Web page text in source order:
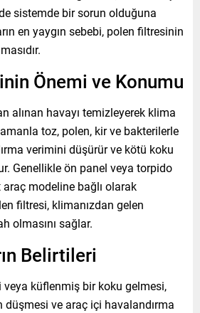
sistemde bir sorun olduğuna
en yaygın sebebi, polen filtresinin
Önemi ve Konumu
alınan havayı temizleyerek klima
toz, polen, kir ve bakterilerle
verimini düşürür ve kötü koku
Genellikle ön panel veya torpido
modeline bağlı olarak
filtresi, klimanızdan gelen
olmasını sağlar.
Belirtileri
küflenmiş bir koku gelmesi,
düşmesi ve araç içi havalandırma